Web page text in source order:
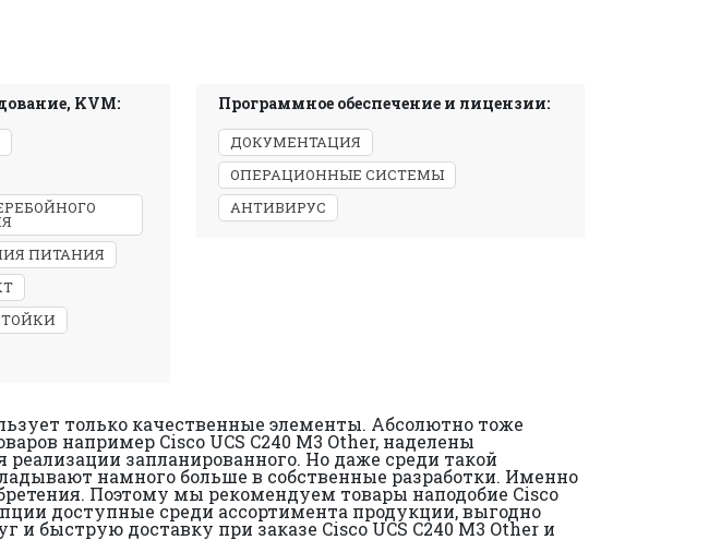
KVM:
ПИТАНИЯ
Программное обеспечение и лицензии:
ДОКУМЕНТАЦИЯ
ОПЕРАЦИОННЫЕ СИСТЕМЫ
АНТИВИРУС
только качественные элементы. Абсолютно тоже
например Cisco UCS C240 M3 Other, наделены
запланированного. Но даже среди такой
намного больше в собственные разработки. Именно
Поэтому мы рекомендуем товары наподобие Cisco
доступные среди ассортимента продукции, выгодно
быструю доставку при заказе Cisco UCS C240 M3 Other и